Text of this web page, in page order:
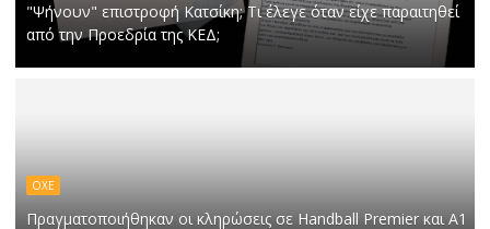
"Ψήνουν" επιστροφή Κατσίκη; Τι έλεγε όταν είχε παραιτηθεί
από την Προεδρία της ΚΕΔ;
ΟΧΕ
Πραγματοποιήθηκαν οι κληρώσεις σε Handball Premier και Α1